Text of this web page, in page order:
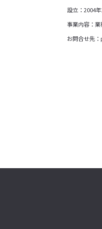
設立：2004
事業内容：
お問合せ先